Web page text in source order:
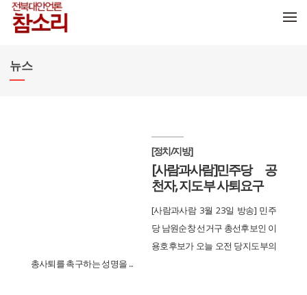
뉴스
[정치/지방]
[사람과사람]민주당 공
천자, 지도부 사퇴요구
[사람과사람 3월 23일 방송] 민주
당 남원순창 선거구 총선후보인 이
용호후보가 오늘 오전 당지도부의
총사퇴를 촉구하는 성명을 ...